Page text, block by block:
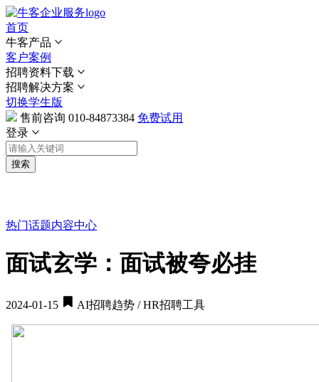
首页
牛客产品
客户案例
招聘资料下载
招聘解决方案
切换学生版
售前咨询 010-84873384 免费试用
登录
搜索
热门话题内容中心
面试玄学：面试被夸必挂
2024-01-15 AI招聘趋势 / HR招聘工具